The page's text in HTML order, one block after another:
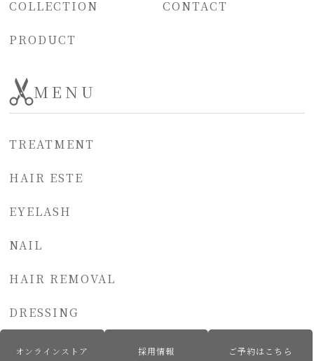
オンラインストア 採用情報 ご予約はこちら
COLLECTION
PRODUCT
CONTACT
MENU
TREATMENT
HAIR ESTE
EYELASH
NAIL
HAIR REMOVAL
DRESSING